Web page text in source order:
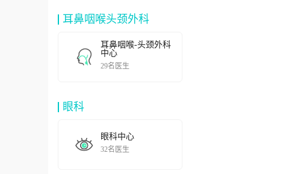
耳鼻咽喉头颈外科
耳鼻咽喉-头颈外科
中心
29名医生
眼科
眼科中心
32名医生